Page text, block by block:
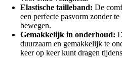
Elastische tailleband: De
een perfecte pasvorm zonder
bewegen.
Gemakkelijk in onderhoud:
duurzaam en gemakkelijk te
keer op keer kunt dragen